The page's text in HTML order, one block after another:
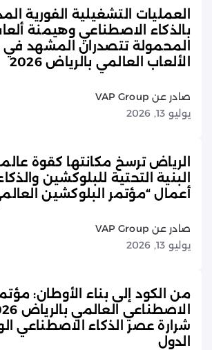
العمليات التشغيلية الفورية
بالذكاء الاصطناعي وهيمنة
المحمولة تتصدران المشهد في
الألعاب العالمي بالرياض 2026
صادر عن VAP Group
يوليو 13, 2026
الرياض ترسخ مكانتها كقوة
البنية التحتية للبلوكشين
أعمال “مؤتمر البلوكشين العالمي
صادر عن VAP Group
يوليو 13, 2026
من الكود إلى بناء الأوطان:
شرارة عصر الذكاء الاصطناعي
الدول